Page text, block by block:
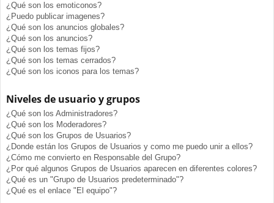
¿Qué son los emoticonos?
¿Puedo publicar imagenes?
¿Qué son los anuncios globales?
¿Qué son los anuncios?
¿Qué son los temas fijos?
¿Qué son los temas cerrados?
¿Qué son los iconos para los temas?
Niveles de usuario y grupos
¿Qué son los Administradores?
¿Qué son los Moderadores?
¿Qué son los Grupos de Usuarios?
¿Donde están los Grupos de Usuarios y como me puedo unir a ellos?
¿Cómo me convierto en Responsable del Grupo?
¿Por qué algunos Grupos de Usuarios aparecen en diferentes colores?
¿Qué es un "Grupo de Usuarios predeterminado"?
¿Qué es el enlace "El equipo"?